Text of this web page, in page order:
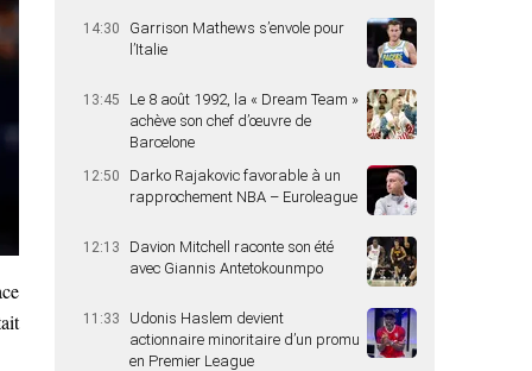
14:30
Garrison Mathews s’envole pour
l’Italie
13:45
Le 8 août 1992, la « Dream Team »
achève son chef d’œuvre de
Barcelone
12:50
Darko Rajakovic favorable à un
rapprochement NBA – Euroleague
12:13
Davion Mitchell raconte son été
avec Giannis Antetokounmpo
11:33
Udonis Haslem devient
actionnaire minoritaire d’un promu
en Premier League